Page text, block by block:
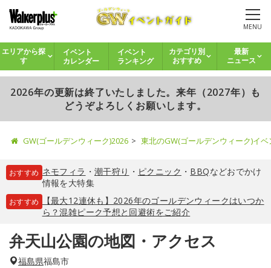
MENU
エリアから探
す
イベント
カレンダー
イベント
ランキング
カテゴリ別
おすすめ
最新
ニュース
2026年の更新は終了いたしました。来年（2027年）も
どうぞよろしくお願いします。
GW(ゴールデンウィーク)2026 東北のGW(ゴールデンウィーク)イ
おすすめ ネモフィラ ・ 潮干狩り ・ ピクニック ・ BBQなどおでかけ
情報を大特集
おすすめ
【最大12連休も】2026年のゴールデンウィークはいつか
ら？混雑ピーク予想と回避術をご紹介
弁天山公園の地図・アクセス
福島県福島市